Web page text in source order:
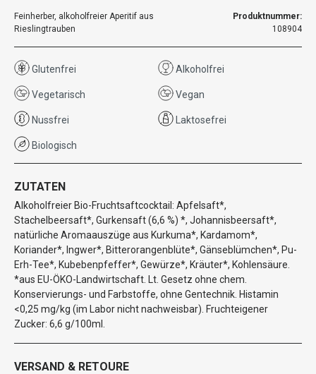
Feinherber, alkoholfreier Aperitif aus
Rieslingtrauben
Produktnummer:
108904
Glutenfrei Alkoholfrei
Vegetarisch Vegan
Nussfrei Laktosefrei
Biologisch
ZUTATEN
Alkoholfreier Bio-Fruchtsaftcocktail: Apfelsaft*,
Stachelbeersaft*, Gurkensaft (6,6 %) *, Johannisbeersaft*,
natürliche Aromaauszüge aus Kurkuma*, Kardamom*,
Koriander*, Ingwer*, Bitterorangenblüte*, Gänseblümchen*, Pu-
Erh-Tee*, Kubebenpfeffer*, Gewürze*, Kräuter*, Kohlensäure.
*aus EU-ÖKO-Landwirtschaft. Lt. Gesetz ohne chem.
Konservierungs- und Farbstoffe, ohne Gentechnik. Histamin
<0,25 mg/kg (im Labor nicht nachweisbar). Fruchteigener
Zucker: 6,6 g/100ml.
VERSAND & RETOURE